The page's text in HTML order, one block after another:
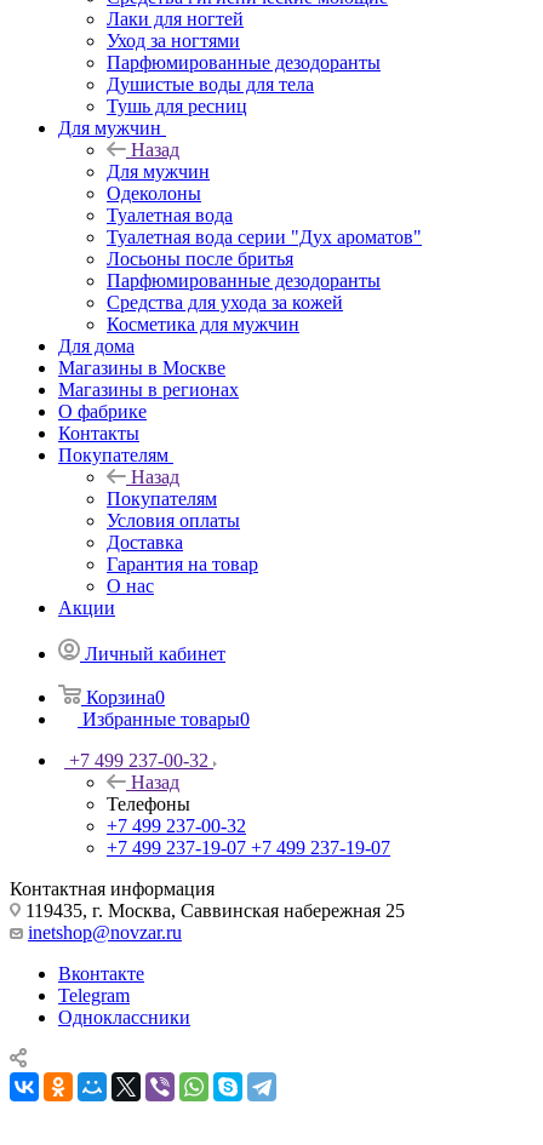
Лаки для ногтей
Уход за ногтями
Парфюмированные дезодоранты
Душистые воды для тела
Тушь для ресниц
Для мужчин
Назад
Для мужчин
Одеколоны
Туалетная вода
Туалетная вода серии "Дух ароматов"
Лосьоны после бритья
Парфюмированные дезодоранты
Средства для ухода за кожей
Косметика для мужчин
Для дома
Магазины в Москве
Магазины в регионах
О фабрике
Контакты
Покупателям
Назад
Покупателям
Условия оплаты
Доставка
Гарантия на товар
О нас
Акции
Личный кабинет
Корзина0
Избранные товары0
+7 499 237-00-32
Назад
Телефоны
+7 499 237-00-32
+7 499 237-19-07 +7 499 237-19-07
Контактная информация
119435, г. Москва, Саввинская набережная 25
inetshop@novzar.ru
Вконтакте
Telegram
Одноклассники